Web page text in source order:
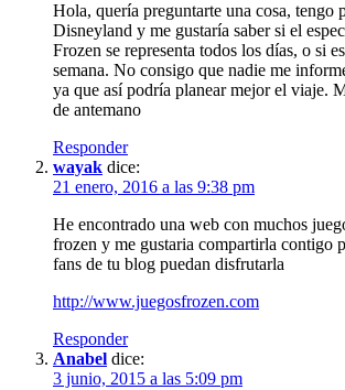
Hola, quería preguntarte una cosa, tengo
Disneyland y me gustaría saber si el
Frozen se representa todos los días, o si
semana. No consigo que nadie me
ya que así podría planear mejor el viaje.
de antemano
Responder
wayak dice:
21 enero, 2016 a las 9:38 pm
He encontrado una web con muchos
frozen y me gustaria compartirla contigo
fans de tu blog puedan disfrutarla
http://www.juegosfrozen.com
Responder
Anabel dice:
3 junio, 2015 a las 5:09 pm